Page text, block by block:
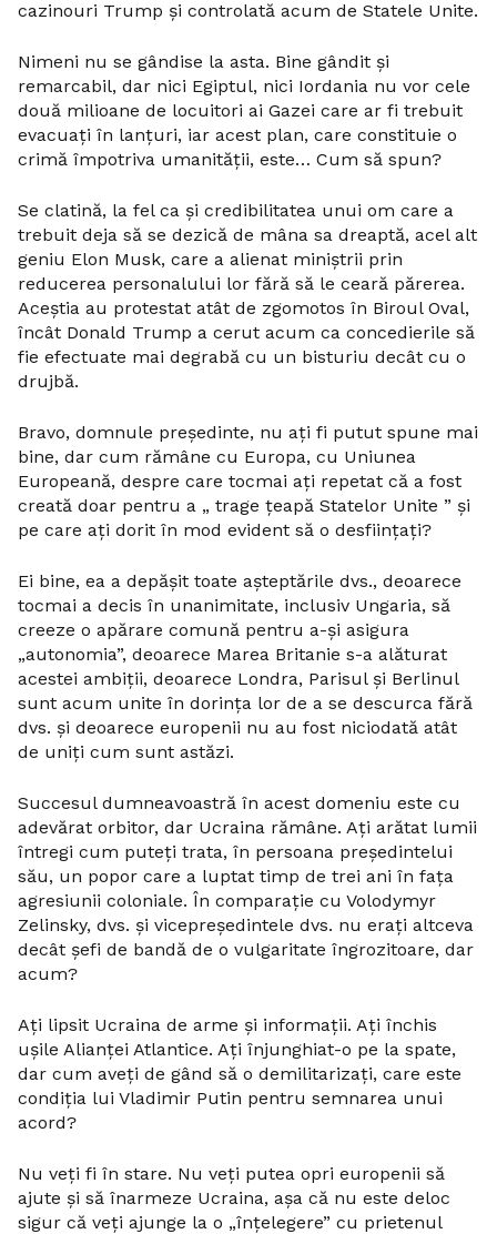
cazinouri Trump și controlată acum de Statele Unite.
Nimeni nu se gândise la asta. Bine gândit și
remarcabil, dar nici Egiptul, nici Iordania nu vor cele
două milioane de locuitori ai Gazei care ar fi trebuit
evacuați în lanțuri, iar acest plan, care constituie o
crimă împotriva umanității, este… Cum să spun?
Se clatină, la fel ca și credibilitatea unui om care a
trebuit deja să se dezică de mâna sa dreaptă, acel alt
geniu Elon Musk, care a alienat miniștrii prin
reducerea personalului lor fără să le ceară părerea.
Aceștia au protestat atât de zgomotos în Biroul Oval,
încât Donald Trump a cerut acum ca concedierile să
fie efectuate mai degrabă cu un bisturiu decât cu o
drujbă.
Bravo, domnule președinte, nu ați fi putut spune mai
bine, dar cum rămâne cu Europa, cu Uniunea
Europeană, despre care tocmai ați repetat că a fost
creată doar pentru a „ trage țeapă Statelor Unite ” și
pe care ați dorit în mod evident să o desființați?
Ei bine, ea a depășit toate așteptările dvs., deoarece
tocmai a decis în unanimitate, inclusiv Ungaria, să
creeze o apărare comună pentru a-și asigura
„autonomia”, deoarece Marea Britanie s-a alăturat
acestei ambiții, deoarece Londra, Parisul și Berlinul
sunt acum unite în dorința lor de a se descurca fără
dvs. și deoarece europenii nu au fost niciodată atât
de uniți cum sunt astăzi.
Succesul dumneavoastră în acest domeniu este cu
adevărat orbitor, dar Ucraina rămâne. Ați arătat lumii
întregi cum puteți trata, în persoana președintelui
său, un popor care a luptat timp de trei ani în fața
agresiunii coloniale. În comparație cu Volodymyr
Zelinsky, dvs. și vicepreședintele dvs. nu erați altceva
decât șefi de bandă de o vulgaritate îngrozitoare, dar
acum?
Ați lipsit Ucraina de arme și informații. Ați închis
ușile Alianței Atlantice. Ați înjunghiat-o pe la spate,
dar cum aveți de gând să o demilitarizați, care este
condiția lui Vladimir Putin pentru semnarea unui
acord?
Nu veți fi în stare. Nu veți putea opri europenii să
ajute și să înarmeze Ucraina, așa că nu este deloc
sigur că veți ajunge la o „înțelegere” cu prietenul